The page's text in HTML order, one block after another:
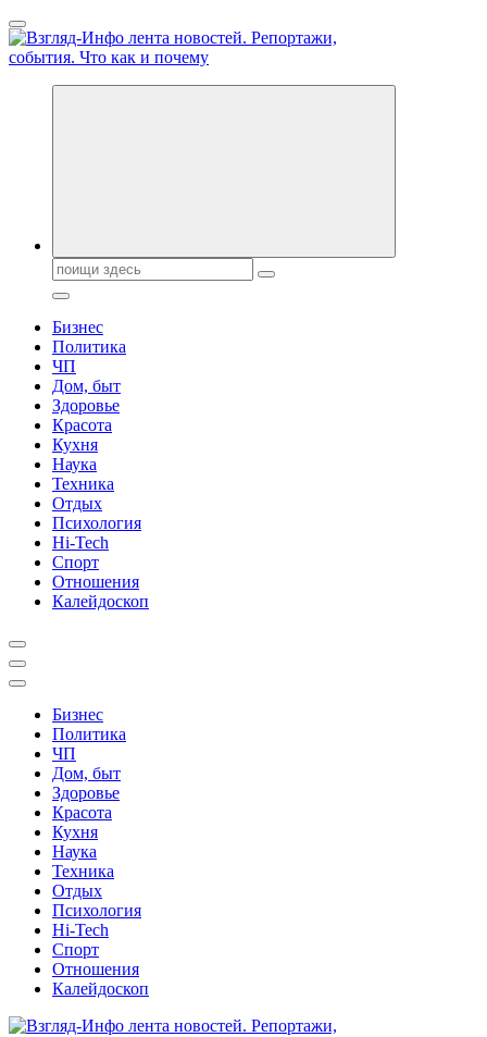
Перейти
к
содержанию
Обо всем и обо всех, что зачем и почему. Новости политики,
Поиск:
Бизнес
Политика
ЧП
Дом, быт
Здоровье
Красота
Кухня
Наука
Техника
Отдых
Психология
Hi-Tech
Спорт
Отношения
Калейдоскоп
Бизнес
Политика
ЧП
Дом, быт
Здоровье
Красота
Кухня
Наука
Техника
Отдых
Психология
Hi-Tech
Спорт
Отношения
Калейдоскоп